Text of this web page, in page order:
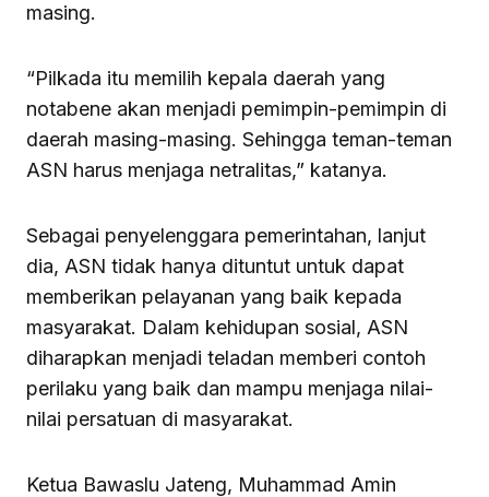
masing.
“Pilkada itu memilih kepala daerah yang
notabene akan menjadi pemimpin-pemimpin di
daerah masing-masing. Sehingga teman-teman
ASN harus menjaga netralitas,” katanya.
Sebagai penyelenggara pemerintahan, lanjut
dia, ASN tidak hanya dituntut untuk dapat
memberikan pelayanan yang baik kepada
masyarakat. Dalam kehidupan sosial, ASN
diharapkan menjadi teladan memberi contoh
perilaku yang baik dan mampu menjaga nilai-
nilai persatuan di masyarakat.
Ketua Bawaslu Jateng, Muhammad Amin